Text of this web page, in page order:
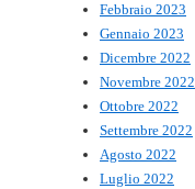
Febbraio 2023
Gennaio 2023
Dicembre 2022
Novembre 2022
Ottobre 2022
Settembre 2022
Agosto 2022
Luglio 2022